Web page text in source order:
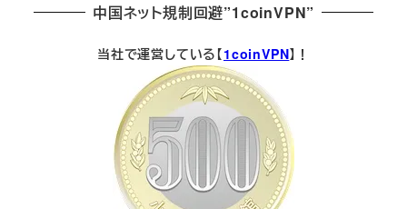
中国ネット規制回避”1coinVPN”
当社で運営している【1coinVPN】！